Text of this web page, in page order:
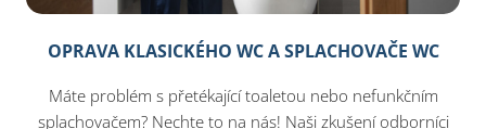
OPRAVA KLASICKÉHO WC A SPLACHOVAČE WC
Máte problém s přetékající toaletou nebo nefunkčním
splachovačem? Nechte to na nás! Naši zkušení odborníci